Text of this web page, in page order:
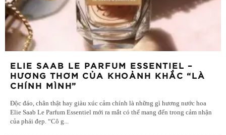
ELIE SAAB LE PARFUM ESSENTIEL –
HƯƠNG THƠM CỦA KHOẢNH KHẮC “LÀ
CHÍNH MÌNH”
Độc đáo, chân thật hay giàu xúc cảm chính là những gì hương nước hoa
Elie Saab Le Parfum Essentiel mới ra mắt có thể mang đến trong cảm nhận
của phái đẹp. “Cô g...